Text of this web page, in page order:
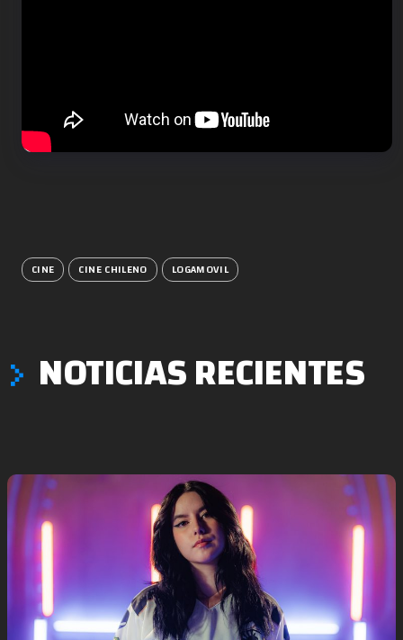
CINE CINE CHILENO LOGAMOVIL
NOTICIAS RECIENTES